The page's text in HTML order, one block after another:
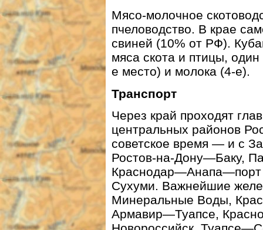
Мясо-молочное
пчеловодство. В крае
свиней (10% от РФ).
мяса скота и птицы,
е место) и молока (4-е).
Транспорт
Через край проходят
центральных районов
советское время — и с
Ростов-на-Дону—Баку,
Сухуми. Важнейшие
Минеральные Воды,
Армавир—Туапсе,